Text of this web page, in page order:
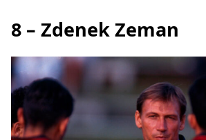
8 – Zdenek Zeman